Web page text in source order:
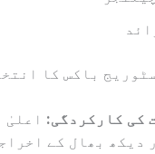
باکس کا
کی کارکردگی:
دیکھ بھال کے